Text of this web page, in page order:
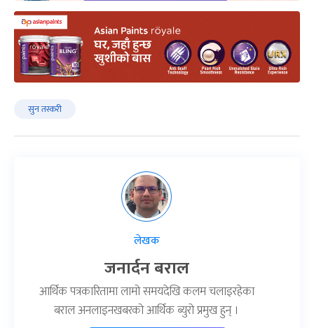
सुन तस्करी
लेखक
जनार्दन बराल
आर्थिक पत्रकारितामा लामो समयदेखि कलम चलाइरहेका
बराल अनलाइनखबरको आर्थिक ब्युरो प्रमुख हुन् ।